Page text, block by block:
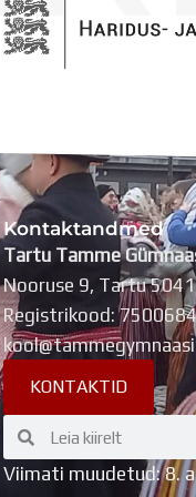
Kontaktandmed
Tartu Tamme
Nooruse 9, Tartu
Registrikood:
KONTAKTID
SearchSearch
Viimati muudetud: 8.